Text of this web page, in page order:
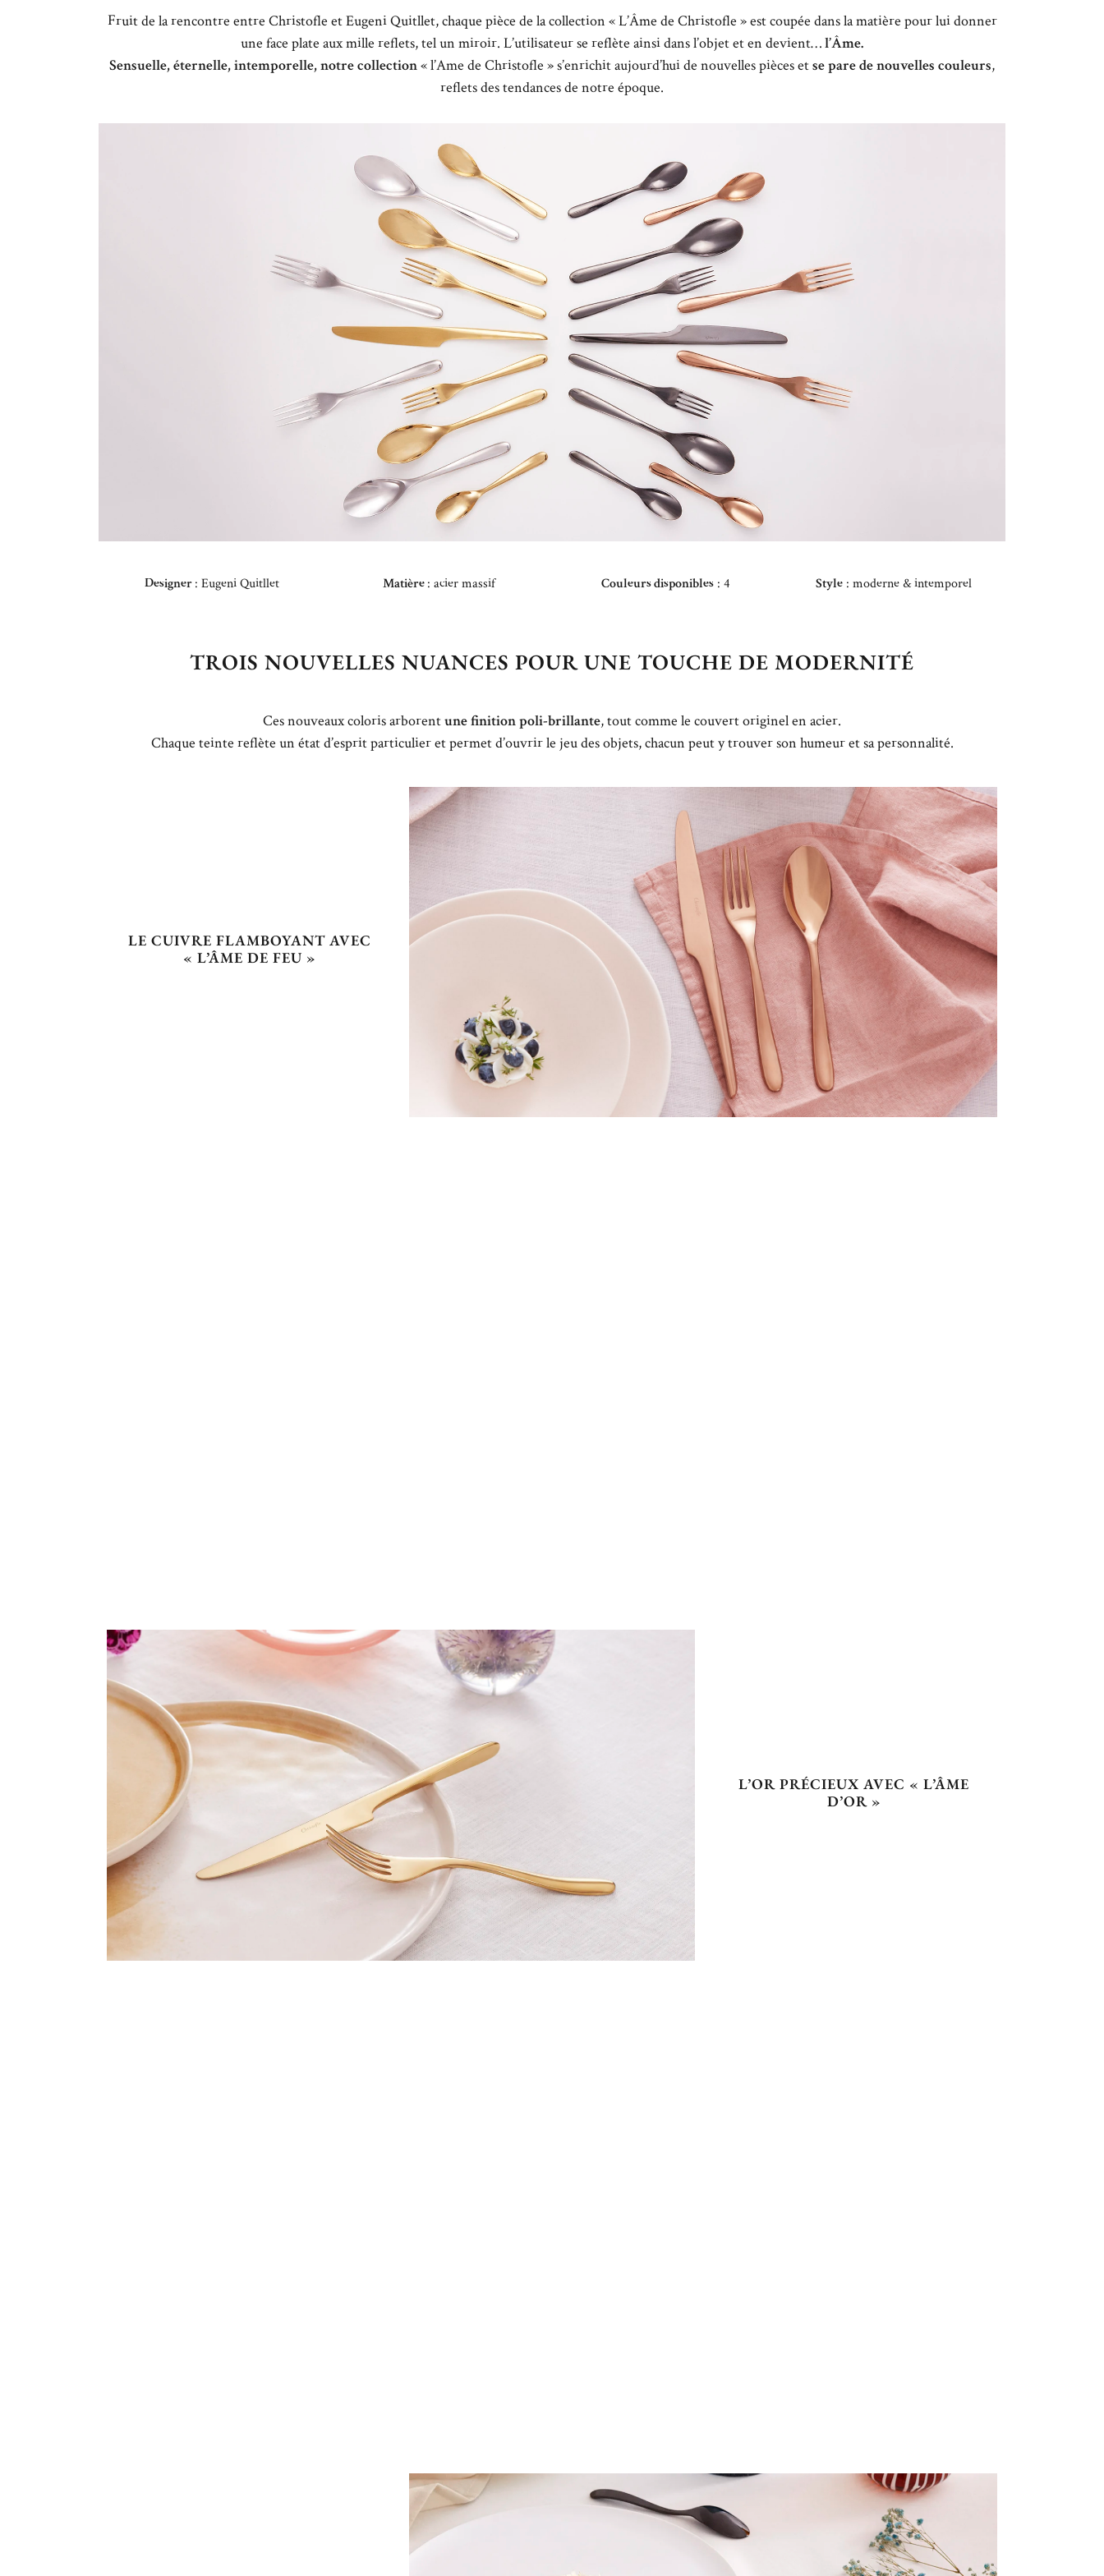
Fruit de la rencontre entre Christofle et Eugeni Quitllet, chaque pièce de la collection « L’Âme de Christofle » est coupée dans la matière pour lui donner
une face plate aux mille reflets, tel un miroir. L’utilisateur se reflète ainsi dans l’objet et en devient…l’Âme.
Sensuelle, éternelle, intemporelle, notre collection« l’Ame de Christofle » s’enrichit aujourd’hui de nouvelles pièces etse pare de nouvelles couleurs,
reflets des tendances de notre époque.
Designer: Eugeni Quitllet Matière: acier massif Couleurs disponibles: 4 Style : moderne & intemporel
TROIS NOUVELLES NUANCES POUR UNE TOUCHE DE MODERNITÉ
Ces nouveaux coloris arborentune finition poli-brillante, tout comme le couvert originel en acier.
Chaque teinte reflète un état d’esprit particulier et permet d’ouvrir le jeu des objets, chacun peut y trouver son humeur et sa personnalité.
LE CUIVRE FLAMBOYANT AVEC
« L’ÂME DE FEU »
L’OR PRÉCIEUX AVEC « L’ÂME
D’OR »